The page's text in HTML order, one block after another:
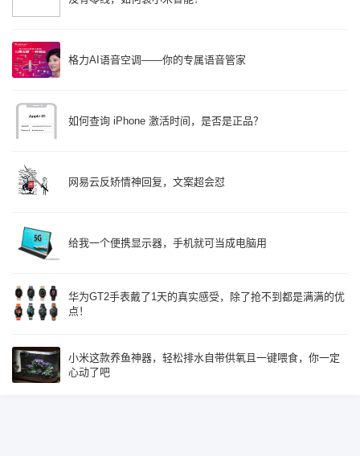
格力AI语音空调——你的专属语音管家
如何查询 iPhone 激活时间，是否是正品？
网易云反矫情神回复，文案超会怼
给我一个便携显示器，手机就可当成电脑用
华为GT2手表戴了1天的真实感受，除了抢不到都是满满的优
点！
小米这款养鱼神器，轻松排水自带供氧且一键喂食，你一定
心动了吧